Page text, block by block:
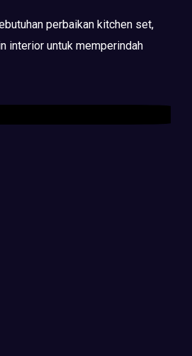
perbaikan kitchen set,
interior untuk memperindah